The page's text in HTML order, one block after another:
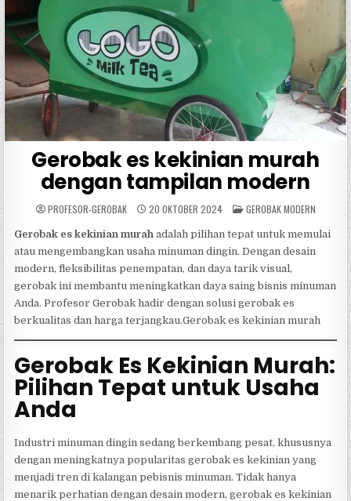
Gerobak es kekinian murah
dengan tampilan modern
PROFESOR-GEROBAK 20 OKTOBER 2024 POSTED
IN
GEROBAK MODERN
Gerobak es kekinian murahadalah pilihan tepat untuk memulai
atau mengembangkan usaha minuman dingin. Dengan desain
modern, fleksibilitas penempatan, dan daya tarik visual,
gerobak ini membantu meningkatkan daya saing bisnis minuman
Anda. Profesor Gerobak hadir dengan solusi gerobak es
berkualitas dan harga terjangkau.Gerobak es kekinian murah
Gerobak Es Kekinian Murah:
Pilihan Tepat untuk Usaha
Anda
Industri minuman dingin sedang berkembang pesat, khususnya
dengan meningkatnya popularitas gerobak es kekinian yang
menjadi tren di kalangan pebisnis minuman. Tidak hanya
menarik perhatian dengan desain modern, gerobak es kekinian